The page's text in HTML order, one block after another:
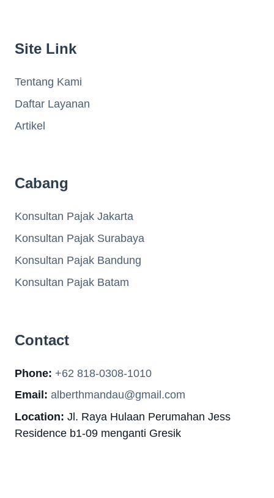
Site Link
Tentang Kami
Daftar Layanan
Artikel
Cabang
Konsultan Pajak Jakarta
Konsultan Pajak Surabaya
Konsultan Pajak Bandung
Konsultan Pajak Batam
Contact
Phone: +62 818-0308-1010
Email: alberthmandau@gmail.com
Location: Jl. Raya Hulaan Perumahan Jess
Residence b1-09 menganti Gresik